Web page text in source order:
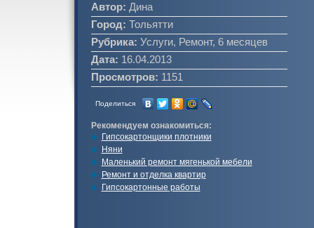
Автор: Дина
Город: Тольятти
Рубрика: Услуги, Ремонт, 6 месяцев
Дата: 16.04.2013
Просмотров: 1151
Поделиться
Рекомендуем ознакомиться:
Гипсокартонщики плотники
Няни
Маленький ремонт мягенькой мебели
Ремонт и отделка квартир
Гипсокартонные работы